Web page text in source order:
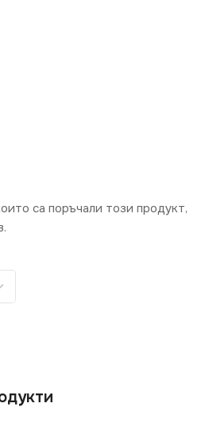
са поръчали този продукт,